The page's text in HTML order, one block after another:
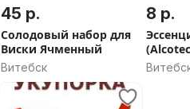
45 р.
Солодовый набор для
Виски Ячменный
Витебск
8 р.